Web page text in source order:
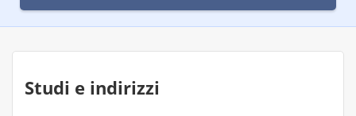
Studi e indirizzi